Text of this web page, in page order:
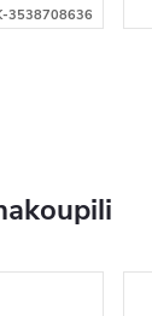
3538708636